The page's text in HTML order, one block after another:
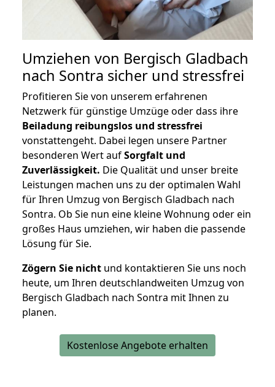
Umziehen von Bergisch Gladbach
nach Sontra sicher und stressfrei
Profitieren Sie von unserem erfahrenen
Netzwerk für günstige Umzüge oder dass ihre
Beiladung reibungslos und stressfrei
vonstattengeht. Dabei legen unsere Partner
besonderen Wert aufSorgfalt und
Zuverlässigkeit. Die Qualität und unser breite
Leistungen machen uns zu der optimalen Wahl
für Ihren Umzug von Bergisch Gladbach nach
Sontra. Ob Sie nun eine kleine Wohnung oder ein
großes Haus umziehen, wir haben die passende
Lösung für Sie.
Zögern Sie nicht und kontaktieren Sie uns noch
heute, um Ihren deutschlandweiten Umzug von
Bergisch Gladbach nach Sontra mit Ihnen zu
planen.
Kostenlose Angebote erhalten